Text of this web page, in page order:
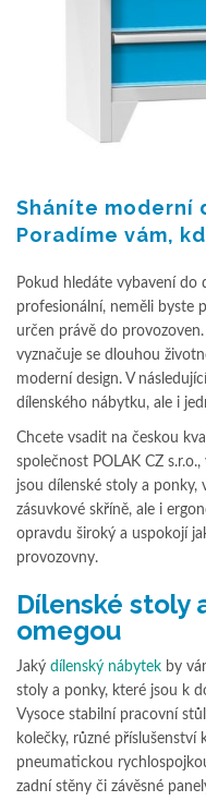
Sháníte moderní
Poradíme vám,
Pokud hledáte vybavení do
profesionální, neměli byste
určen právě do
vyznačuje se dlouhou
moderní design. V
dílenského nábytku, ale i
Chcete vsadit na českou
společnost POLAK CZ
jsou dílenské stoly a ponky,
zásuvkové skříně, ale i
opravdu široký a uspokojí
provozovny.
Dílenské stoly
omegou
Jaký dílenský nábytek by
stoly a ponky, které jsou k
Vysoce stabilní pracovní
kolečky, různé příslušenství
pneumatickou
zadní stěny či závěsné